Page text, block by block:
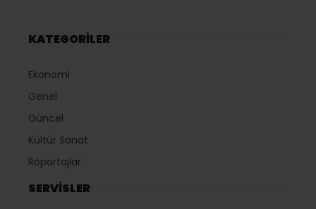
KATEGORİLER
Ekonomi
Genel
Güncel
Kültür Sanat
Röportajlar
SERVİSLER